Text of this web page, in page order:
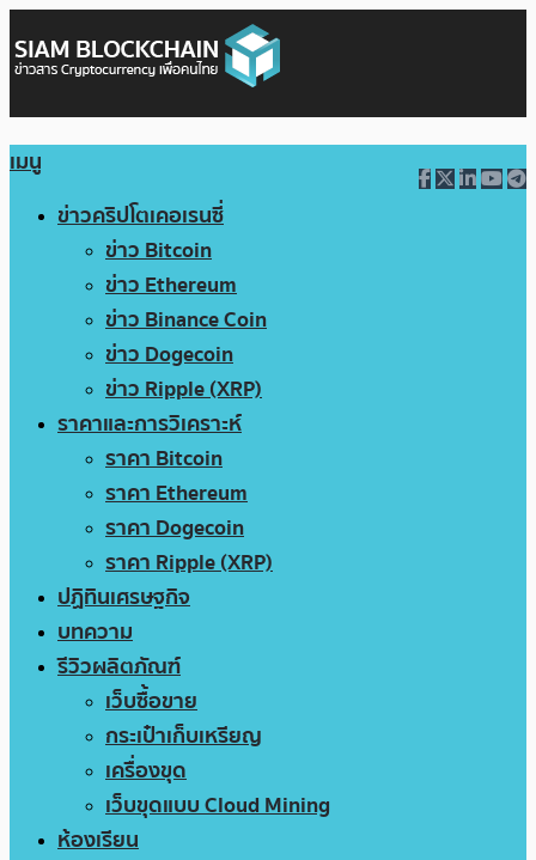
เมนู
ข่าวคริปโตเคอเรนซี่
ข่าว Bitcoin
ข่าว Ethereum
ข่าว Binance Coin
ข่าว Dogecoin
ข่าว Ripple (XRP)
ราคาและการวิเคราะห์
ราคา Bitcoin
ราคา Ethereum
ราคา Dogecoin
ราคา Ripple (XRP)
ปฏิทินเศรษฐกิจ
บทความ
รีวิวผลิตภัณฑ์
เว็บซื้อขาย
กระเป๋าเก็บเหรียญ
เครื่องขุด
เว็บขุดแบบ Cloud Mining
ห้องเรียน